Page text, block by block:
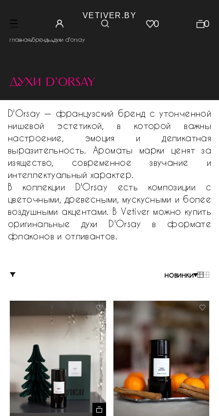
VETIVER.BY
0 0
главная.бренды.духи d'orsay
духи d'orsay
D'Orsay — французский бренд с утонченной
нишевой эстетикой, в которой важны
настроение, эмоция и деликатная
выразительность. Ароматы марки ценят за
изящество, современное звучание и
интеллектуальный характер.
В коллекции D'Orsay есть композиции с
цветочными, древесными, мускусными и более
воздушными акцентами. В Vetiver можно купить
оригинальные духи D'Orsay в формате
флаконов и отливантов.
новинки